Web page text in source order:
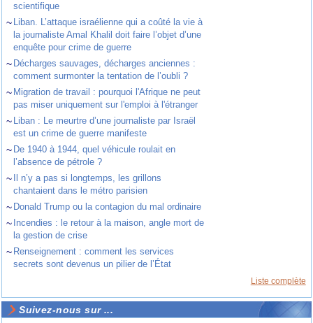
scientifique
~ Liban. L’attaque israélienne qui a coûté la vie à
la journaliste Amal Khalil doit faire l’objet d’une
enquête pour crime de guerre
~ Décharges sauvages, décharges anciennes :
comment surmonter la tentation de l’oubli ?
~ Migration de travail : pourquoi l'Afrique ne peut
pas miser uniquement sur l'emploi à l'étranger
~ Liban : Le meurtre d’une journaliste par Israël
est un crime de guerre manifeste
~ De 1940 à 1944, quel véhicule roulait en
l’absence de pétrole ?
~
Il n’y a pas si longtemps, les grillons
chantaient dans le métro parisien
~ Donald Trump ou la contagion du mal ordinaire
~ Incendies : le retour à la maison, angle mort de
la gestion de crise
~ Renseignement : comment les services
secrets sont devenus un pilier de l’État
Liste complète
Suivez-nous sur ...